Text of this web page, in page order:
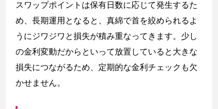
スワップポイントは保有日数に応じて発生するた
め、長期運用となると、真綿で首を絞められるよ
うにジワジワと損失が積み重なってきます。少し
の金利変動だからといって放置していると大きな
損失につながるため、定期的な金利チェックも欠
かせません。